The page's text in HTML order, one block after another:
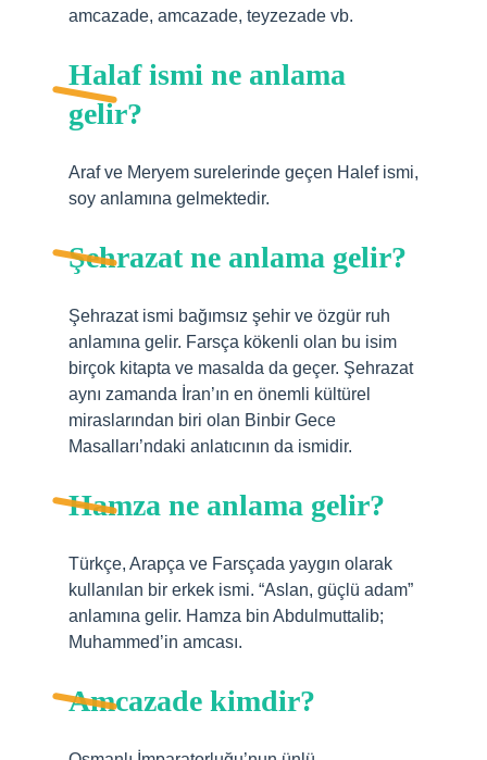
amcazade, amcazade, teyzezade vb.
Halaf ismi ne anlama
gelir?
Araf ve Meryem surelerinde geçen Halef ismi,
soy anlamına gelmektedir.
Şehrazat ne anlama gelir?
Şehrazat ismi bağımsız şehir ve özgür ruh
anlamına gelir. Farsça kökenli olan bu isim
birçok kitapta ve masalda da geçer. Şehrazat
aynı zamanda İran’ın en önemli kültürel
miraslarından biri olan Binbir Gece
Masalları’ndaki anlatıcının da ismidir.
Hamza ne anlama gelir?
Türkçe, Arapça ve Farsçada yaygın olarak
kullanılan bir erkek ismi. “Aslan, güçlü adam”
anlamına gelir. Hamza bin Abdulmuttalib;
Muhammed’in amcası.
Amcazade kimdir?